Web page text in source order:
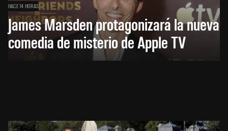
HACE 14 HORAS
James Marsden protagonizará la nueva
comedia de misterio de Apple TV